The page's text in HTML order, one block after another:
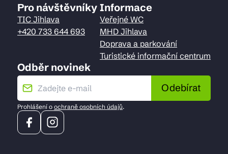
Pro návštěvníky
TIC Jihlava
+420 733 644 693
Informace
Veřejné WC
MHD Jihlava
Doprava a parkování
Turistické informační centrum
Odběr novinek
Odebírat
Prohlášení o ochraně osobních údajů.